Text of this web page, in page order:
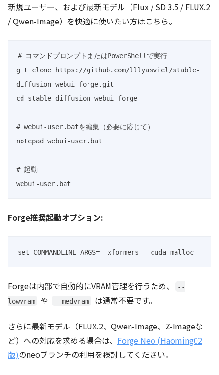
新規ユーザー、および最新モデル（Flux / SD 3.5 / FLUX.2
/ Qwen-Image）を快適に使いたい方はこちら。
# コマンドプロンプトまたはPowerShellで実行
git clone https://github.com/lllyasviel/stable-
diffusion-webui-forge.git
cd stable-diffusion-webui-forge
# webui-user.batを編集（必要に応じて）
notepad webui-user.bat
# 起動
webui-user.bat
Forge推奨起動オプション:
set COMMANDLINE_ARGS=--xformers --cuda-malloc
Forgeは内部で自動的にVRAM管理を行うため、
--
lowvram
や --medvram は通常不要です。
さらに最新モデル（FLUX.2、Qwen-Image、Z-Imageな
ど）への対応を求める場合は、 Forge Neo (Haoming02
版)のneoブランチの利用を検討してください。